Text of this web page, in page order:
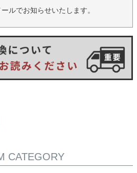
ルでお知らせいたします。
CATEGORY